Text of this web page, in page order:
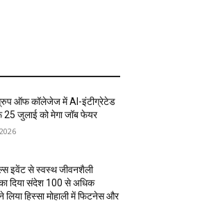
ऑफ कॉलेजेज में AI-इंटीग्रेटेड
25 जुलाई को मेगा जॉब फेयर
इवेंट से स्वस्थ जीवनशैली
दिया संदेश 100 से अधिक
लिया हिस्सा मोहाली में फिटनेस और